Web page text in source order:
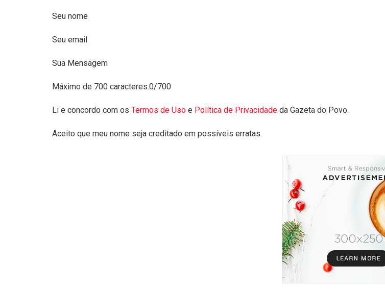
Seu nome
Seu email
Sua Mensagem
Máximo de 700 caracteres.0/700
Li e concordo com os Termos de Uso e Política de Privacidade da Gazeta do Povo.
Aceito que meu nome seja creditado em possíveis erratas.